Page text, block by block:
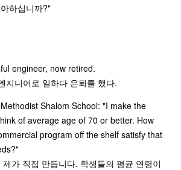
하십니까?"
engineer, now retired.
지니어로 일하다 은퇴를 했다.
Shalom School: "I make the
of average age of 70 or better. How
program off the shelf satisfy that
가 직접 만듭니다. 학생들의 평균 연령이